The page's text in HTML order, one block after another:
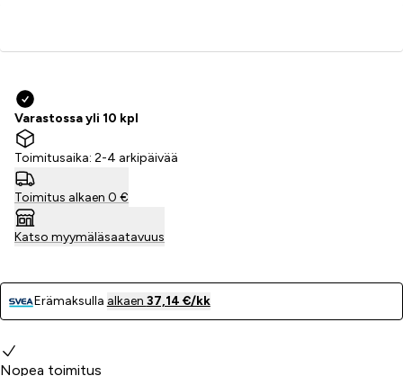
Varastossa yli 10 kpl
Toimitusaika: 2-4 arkipäivää
Toimitus alkaen 0 €
Katso myymäläsaatavuus
Erämaksulla alkaen 37,14 €/kk
Miksi valita meidät?
Nopea toimitus